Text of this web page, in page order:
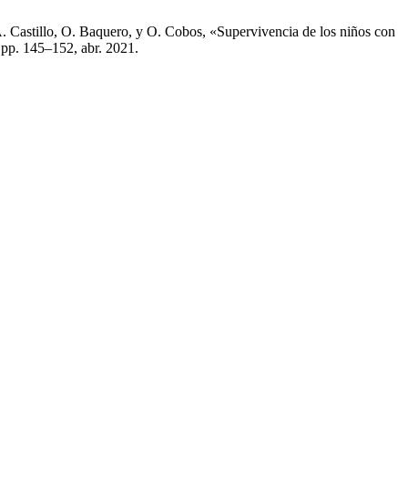
Castillo, O. Baquero, y O. Cobos, «Supervivencia de los niños
145–152, abr. 2021.